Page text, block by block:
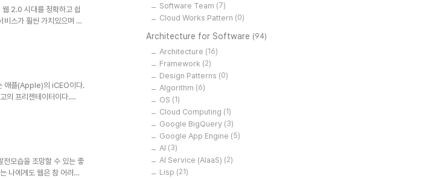
2.0 시대를 정확하고 쉽
스가 훨씬 가치있으며 국
에서 이를 보고
애플(Apple)의 iCEO이다.
의 프리젠테이터이다.
이션이 있다. 간결하
모습을 조망할 수 있는 좋
나에게도 웹은 참 어려운
Software Team (7)
Cloud Works Pattern (0)
Architecture for Software (94)
Architecture (16)
Framework (2)
Design Patterns (0)
Algorithm (6)
OS (1)
Cloud Computing (1)
Google BigQuery (3)
Google App Engine (5)
AI (3)
AI Service (AIaaS) (2)
Lisp (21)